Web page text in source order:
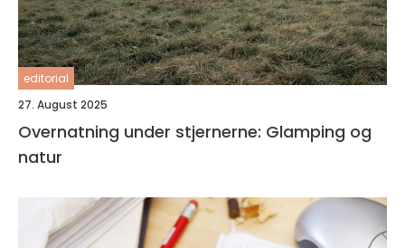
editorial
27. August 2025
Overnatning under stjernerne: Glamping og
natur